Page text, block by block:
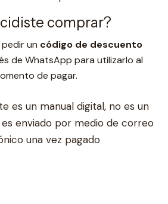
comprar?
un código de descuento
de WhatsApp para utilizarlo al
de pagar.
es un manual digital, no es un
enviado por medio de correo
una vez pagado